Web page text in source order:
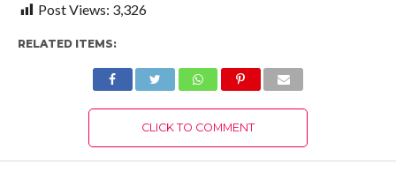
Post Views: 3,326
RELATED ITEMS:
CLICK TO COMMENT